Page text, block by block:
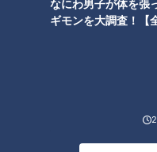
なにわ男子が体を張
ギモンを大調査！【
「かきの柚子しぐれ煮・半